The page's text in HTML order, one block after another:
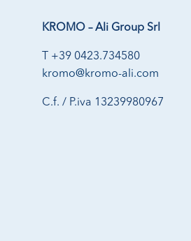
KROMO – Ali Group Srl
T +39 0423.734580
kromo@kromo-ali.com
C.f. / P.iva 13239980967